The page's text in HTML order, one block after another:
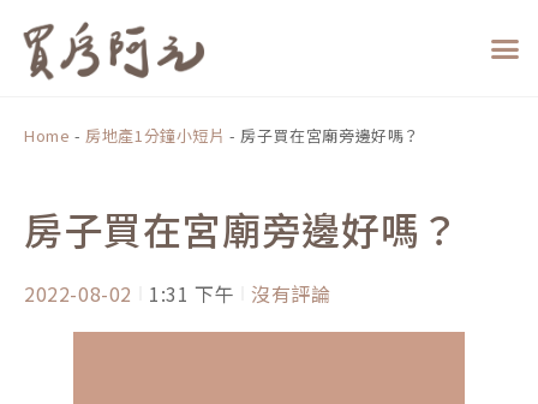
Home - 房地產1分鐘小短片 -房子買在宮廟旁邊好嗎？
房子買在宮廟旁邊好嗎？
2022-08-02 1:31 下午 沒有評論